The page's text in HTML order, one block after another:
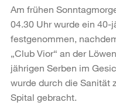
Am frühen
04.30 Uhr wurde ein 40-
festgenommen,
„Club Vior“ an der
jährigen Serben im
wurde durch die Sanität
Spital gebracht.